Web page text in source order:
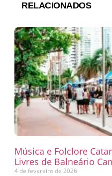
RELACIONADOS
Música e Folclore
Livres de Balneário
4 de fevereiro de 2026